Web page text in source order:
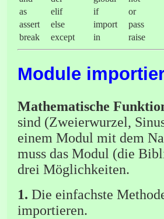
as
elif if
or
assert
else import
pass
break
except in raise
Module
Mathematische
sind (Zweierwurzel,
einem Modul mit dem
muss das Modul (die
drei Möglichkeiten.
1. Die einfachste
importieren.